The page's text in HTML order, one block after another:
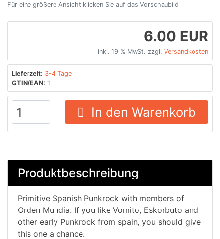
Für eine größere Ansicht klicken Sie auf das Vorschaubild
6.00 EUR
inkl. 19 % MwSt. zzgl. Versandkosten
Lieferzeit: 3-4 Tage
GTIN/EAN: 1
In den Warenkorb
Produktbeschreibung
Primitive Spanish Punkrock with members of
Orden Mundia. If you like Vomito, Eskorbuto and
other early Punkrock from spain, you should give
this one a chance.